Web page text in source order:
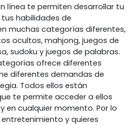
línea te permiten desarrollar tu
habilidades de
muchas categorías diferentes,
ocultos, mahjong, juegos de
sudoku y juegos de palabras.
ofrece diferentes
diferentes demandas de
Todos ellos están
te permite acceder a ellos
en cualquier momento. Por lo
y quieres